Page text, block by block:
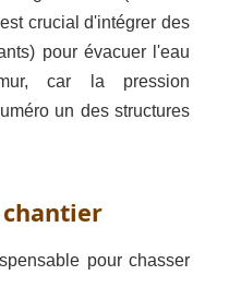
crucial d'intégrer des
pour évacuer l'eau
car la pression
un des structures
pour chasser